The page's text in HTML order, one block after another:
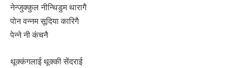
नेन्जुक्कुल नीन्थिडुम थारागै
पोन वन्नम सूदिया कारिगै
पेन्ने नी कंचनै
थूक्कंगलाई थूक्की सेंदराई